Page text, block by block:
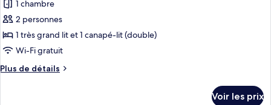
très
grand
lit
photos
pour
ce
type
chambre :
1 chambre
2 personnes
1 très grand lit et 1 canapé-lit (double)
Wi-Fi gratuit
Plus de détails
Plus
Voir les prix